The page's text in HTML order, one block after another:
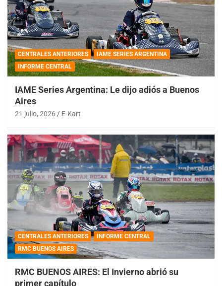
CENTRALES ANTERIORES
IAME SERIES ARGENTINA
INFORME CENTRAL
IAME Series Argentina: Le dijo adiós a Buenos
Aires
21 julio, 2026 E-Kart
CENTRALES ANTERIORES
INFORME CENTRAL
RMC BUENOS AIRES
RMC BUENOS AIRES: El Invierno abrió su
primer capítulo